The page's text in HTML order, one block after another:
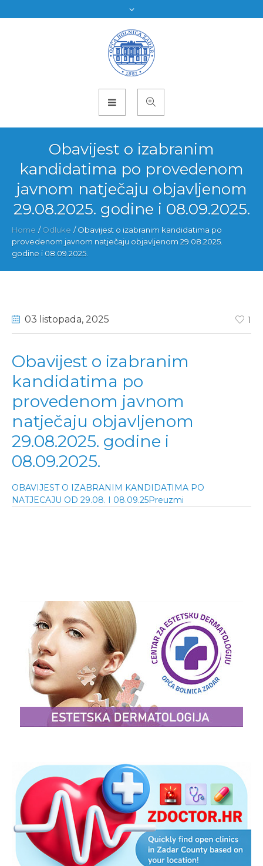
Obavijest o izabranim
kandidatima po provedenom
javnom natječaju objavljenom
29.08.2025. godine i 08.09.2025.
Home /Odluke /Obavijest o izabranim kandidatima po
provedenom javnom natječaju objavljenom 29.08.2025.
godine i 08.09.2025.
03 listopada, 2025 1
Obavijest o izabranim
kandidatima po
provedenom javnom
natječaju objavljenom
29.08.2025. godine i
08.09.2025.
OBAVIJEST O IZABRANIM KANDIDATIMA PO
NATJECAJU OD 29.08. I 08.09.25Preuzmi